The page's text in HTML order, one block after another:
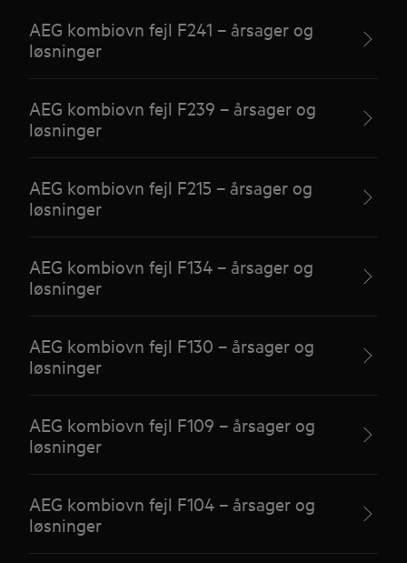
AEG kombiovn fejl F241 – årsager og
løsninger
AEG kombiovn fejl F239 – årsager og
løsninger
AEG kombiovn fejl F215 – årsager og
løsninger
AEG kombiovn fejl F134 – årsager og
løsninger
AEG kombiovn fejl F130 – årsager og
løsninger
AEG kombiovn fejl F109 – årsager og
løsninger
AEG kombiovn fejl F104 – årsager og
løsninger